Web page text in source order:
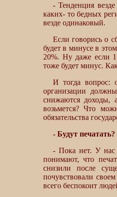
- Тенденция
каких- то бедных
везде одинаковый.
Если говорись о
будет в минусе в
20%. Ну даже если
тоже будет минус.
И тогда вопрос:
организации
снижаются доходы,
возьмется? Что
обязательства
- Будут печатать?
- Пока нет. У нас
понимают, что
снизили после
почувствовали
всего беспокоит